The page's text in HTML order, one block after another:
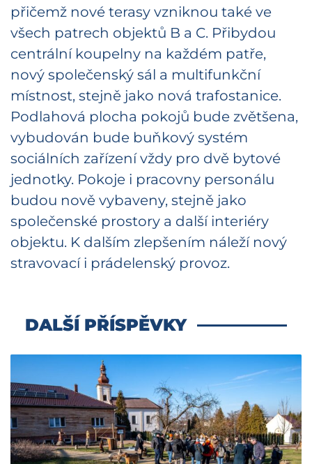
přičemž nové terasy vzniknou také ve
všech patrech objektů B a C. Přibydou
centrální koupelny na každém patře,
nový společenský sál a multifunkční
místnost, stejně jako nová trafostanice.
Podlahová plocha pokojů bude zvětšena,
vybudován bude buňkový systém
sociálních zařízení vždy pro dvě bytové
jednotky. Pokoje i pracovny personálu
budou nově vybaveny, stejně jako
společenské prostory a další interiéry
objektu. K dalším zlepšením náleží nový
stravovací i prádelenský provoz.
DALŠÍ PŘÍSPĚVKY